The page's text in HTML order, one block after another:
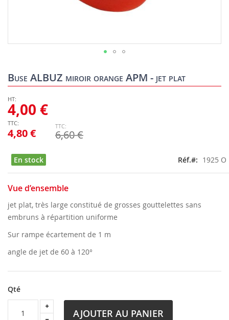
Buse ALBUZ miroir orange APM - jet plat
4,80 €
4,00 €
6,60 €
En stock Réf. 1925 O
Vue d’ensemble
jet plat, très large constitué de grosses gouttelettes sans
embruns à répartition uniforme
Sur rampe écartement de 1 m
angle de jet de 60 à 120°
Qté
AJOUTER AU PANIER
to
the
of
the
images
gallery